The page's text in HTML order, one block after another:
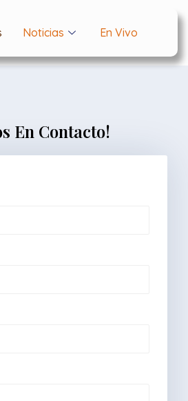
Noticias En Vivo
En Contacto!